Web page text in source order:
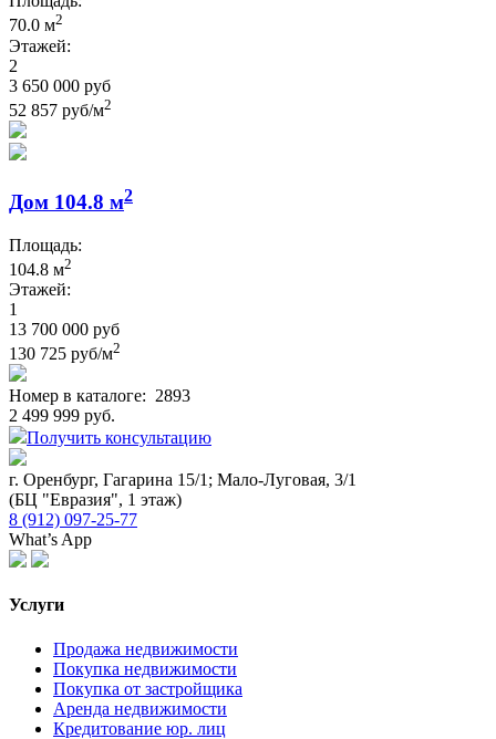
70.0 м2
Этажей:
2
3 650 000 руб
52 857 руб/м2
Дом 104.8 м2
Площадь:
104.8 м2
Этажей:
1
13 700 000 руб
130 725 руб/м2
Номер в каталоге: 2893
2 499 999 руб.
Получить консультацию
г. Оренбург, Гагарина 15/1; Мало-Луговая, 3/1
(БЦ "Евразия", 1 этаж)
8 (912) 097-25-77
What’s App
Услуги
Продажа недвижимости
Покупка недвижимости
Покупка от застройщика
Аренда недвижимости
Кредитование юр. лиц